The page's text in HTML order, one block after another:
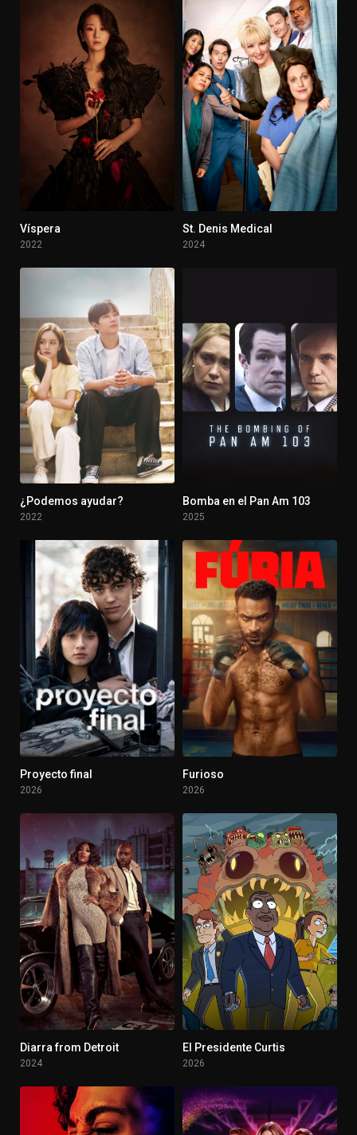
Víspera
2022
St. Denis Medical
2024
¿Podemos ayudar?
2022
Bomba en el Pan Am 103
2025
Proyecto final
2026
Furioso
2026
Diarra from Detroit
2024
El Presidente Curtis
2026